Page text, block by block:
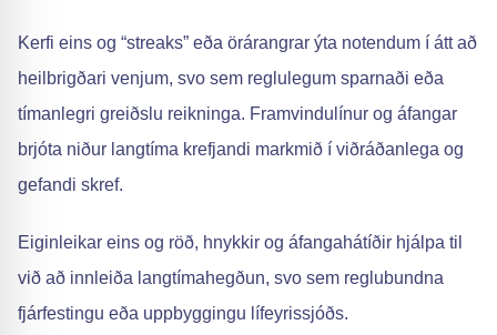
Kerfi eins og “streaks” eða örárangrar ýta notendum í átt að
heilbrigðari venjum, svo sem reglulegum sparnaði eða
tímanlegri greiðslu reikninga. Framvindulínur og áfangar
brjóta niður langtíma krefjandi markmið í viðráðanlega og
gefandi skref.
Eiginleikar eins og röð, hnykkir og áfangahátíðir hjálpa til
við að innleiða langtímahegðun, svo sem reglubundna
fjárfestingu eða uppbyggingu lífeyrissjóðs.